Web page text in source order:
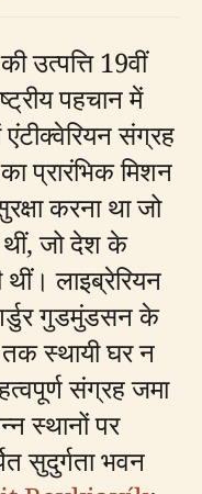
उत्पत्ति 19वीं
पहचान में
संग्रह
प्रारंभिक मिशन
करना था जो
जो देश के
लाइब्रेरियन
गुडमुंडसन के
स्थायी घर न
संग्रह जमा
स्थानों पर
सुदुर्गता भवन